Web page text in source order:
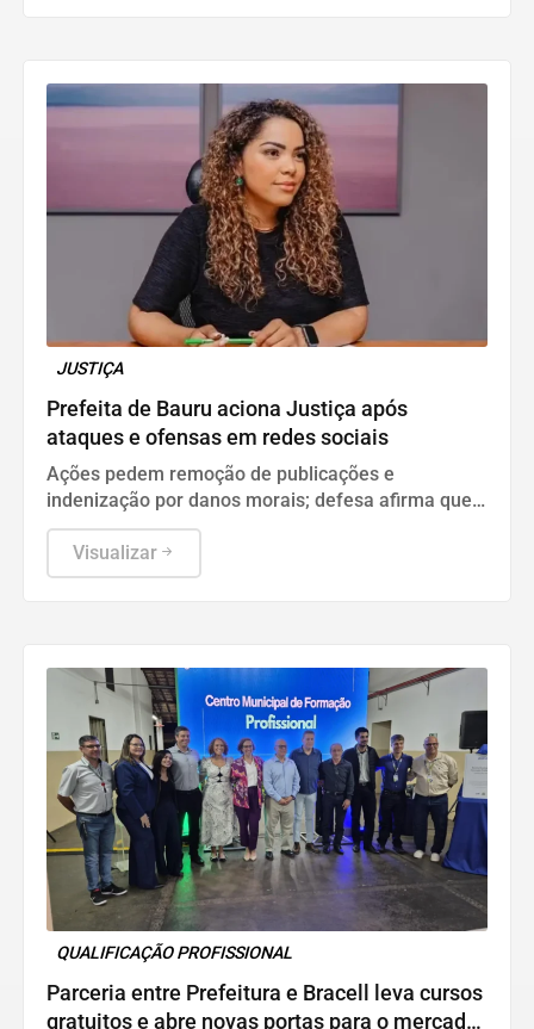
JUSTIÇA
Prefeita de Bauru aciona Justiça após
ataques e ofensas em redes sociais
Ações pedem remoção de publicações e
indenização por danos morais; defesa afirma que
conteúdos ultrapassam o limite da crítica política
Visualizar
QUALIFICAÇÃO PROFISSIONAL
Parceria entre Prefeitura e Bracell leva cursos
gratuitos e abre novas portas para o mercado